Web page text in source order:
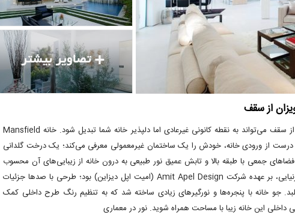
از سقف
یک درخت کاشته شده در گلدان و آویزان از سقف می‌تواند به نقطه کانونی غیرعادی اما دلپذیر خانه شما تبدیل شود. خانه Mansfield
درست از ورودی خانه، خودش را یک ساختمان غیرمعمولی معرفی می‌کند؛ یک درخت گلدانی
جمعی با طبقه بالا و تابش عمیق نور طبیعی به درون خانه از زیبایی‌های آن محسوب
می شوند. طراحی این خانه دو طبقه کالیفرنیایی، بر عهده شرکت Amit Apel Design (امیت اپل دیزاین) بود؛ طرحی با صدها جزئیات
جو خانه با پنجره‌ها و نورگیرهای زیادی ساخته شد که به تنظیم رنگ طرح داخلی کمک
داخلی این خانه زیبا با مساحت همراه شوید. نور در معماری